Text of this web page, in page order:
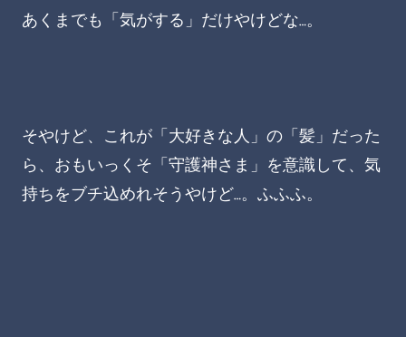
あくまでも「気がする」だけやけどな…。
そやけど、これが「大好きな人」の「髪」だった
ら、おもいっくそ「守護神さま」を意識して、気
持ちをブチ込めれそうやけど…。ふふふ。